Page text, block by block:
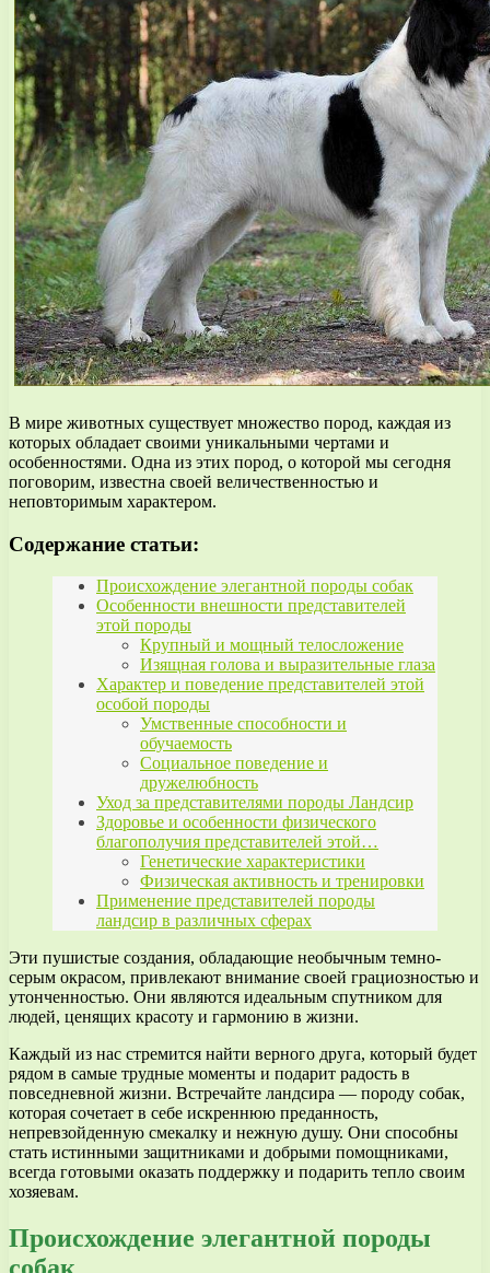
В мире животных существует множество пород, каждая из
которых обладает своими уникальными чертами и
особенностями. Одна из этих пород, о которой мы сегодня
поговорим, известна своей величественностью и
неповторимым характером.
Содержание статьи:
Происхождение элегантной породы собак
Особенности внешности представителей
этой породы
Крупный и мощный телосложение
Изящная голова и выразительные глаза
Характер и поведение представителей этой
особой породы
Умственные способности и
обучаемость
Социальное поведение и
дружелюбность
Уход за представителями породы Ландсир
Здоровье и особенности физического
благополучия представителей этой…
Генетические характеристики
Физическая активность и тренировки
Применение представителей породы
ландсир в различных сферах
Эти пушистые создания, обладающие необычным темно-
серым окрасом, привлекают внимание своей грациозностью и
утонченностью. Они являются идеальным спутником для
людей, ценящих красоту и гармонию в жизни.
Каждый из нас стремится найти верного друга, который будет
рядом в самые трудные моменты и подарит радость в
повседневной жизни. Встречайте ландсира — породу собак,
которая сочетает в себе искреннюю преданность,
непревзойденную смекалку и нежную душу. Они способны
стать истинными защитниками и добрыми помощниками,
всегда готовыми оказать поддержку и подарить тепло своим
хозяевам.
Происхождение элегантной породы